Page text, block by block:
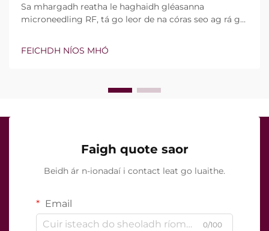
Sa mhargadh reatha le haghaidh gléasanna
microneedling RF, tá go leor de na córas seo ag rá go
Áfach, níl an cheist fíor i ndáiríre an bhfuil na gnéithe
seo ann nó nach bhfuil, ach conas a oibríonn siad go
FEICHDH NÍOS MHÓ
Faigh quote saor
Beidh ár n-ionadaí i contact leat go luaithe.
Email
0/100